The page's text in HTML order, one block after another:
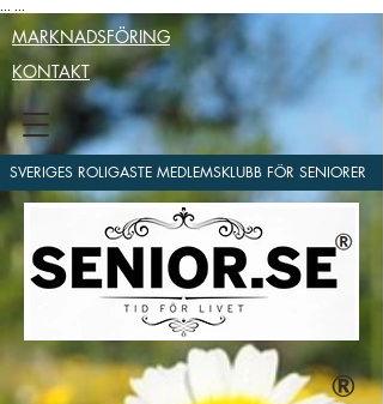
MARKNADSFÖRING
KONTAKT
SVERIGES ROLIGASTE MEDLEMSKLUBB FÖR SENIORER
®